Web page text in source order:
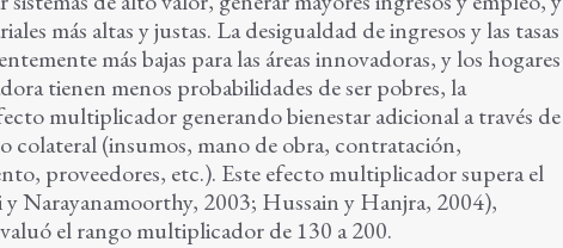
más altas y justas. La desigualdad de ingresos y las tasas
más bajas para las áreas innovadoras, y los hogares
tienen menos probabilidades de ser pobres, la
multiplicador generando bienestar adicional a través de
colateral (insumos, mano de obra, contratación,
proveedores, etc.). Este efecto multiplicador supera el
Narayanamoorthy, 2003; Hussain y Hanjra, 2004),
el rango multiplicador de 130 a 200.